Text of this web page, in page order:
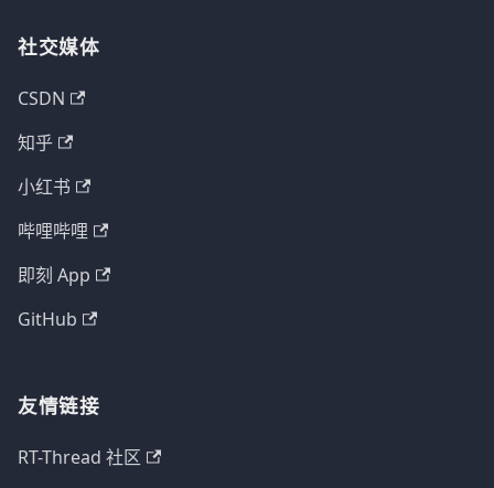
社交媒体
CSDN
知乎
小红书
哔哩哔哩
即刻 App
GitHub
友情链接
RT-Thread 社区